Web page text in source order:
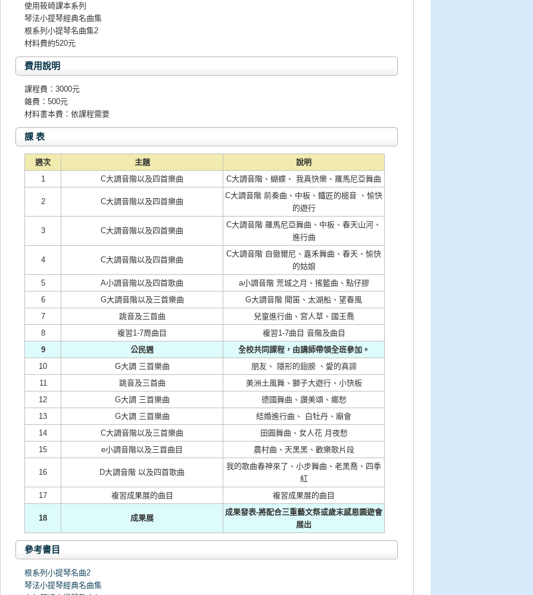
使用筱崎課本系列
琴法小提琴經典名曲集
根系列小提琴名曲集2
材料費約520元
費用說明
課程費：3000元
雜費：500元
材料書本費：依課程需要
課 表
週次 主題
說明
1
C大調音階以及四首樂曲 C大調音階、蝴蝶、 我真快樂、羅馬尼亞舞曲
2 C大調音階以及四首樂曲
C大調音階 前奏曲、中板、鐵匠的槌音 、愉快
的遊行
3 C大調音階以及四首樂曲
C大調音階 羅馬尼亞舞曲、中板、春天山河、
進行曲
4 C大調音階以及四首樂曲
C大調音階 自徹爾尼、嘉禾舞曲、春天、愉快
的姑娘
5
A小調音階以及四首歌曲
a小調音階 荒城之月、搖籃曲、點仔膠
6
G大調音階以及三首樂曲
G大調音階 聞笛、太湖船、望春風
7
跳音及三首曲
兒童進行曲、宮人草、國王喬
8
複習1-7周曲目
複習1-7曲目 音階及曲目
9
公民週
全校共同課程，由講師帶領全班參加。
10
G大調 三首樂曲
朋友、 隱形的翅膀 、愛的真諦
11
跳音及三首曲
美洲土風舞、獅子大遊行、小快板
12
G大調 三首樂曲
德國舞曲、讚美頌、鄉愁
13
G大調 三首樂曲
結婚進行曲、 白牡丹、廟會
14
C大調音階以及三首樂曲
田圓舞曲、女人花 月夜愁
15
e小調音階以及三首曲目 農村曲、天黑黑、歡樂歌片段
16 D大調音階 以及四首歌曲
我的歌曲春神來了、小步舞曲、老黑喬、四季
紅
17
複習成果展的曲目 複習成果展的曲目
18 成果展
成果發表-將配合三重藝文祭或歲末感恩園遊會
展出
參考書目
根系列小提琴名曲2
琴法小提琴經典名曲集